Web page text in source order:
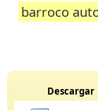
barroco
Descargar